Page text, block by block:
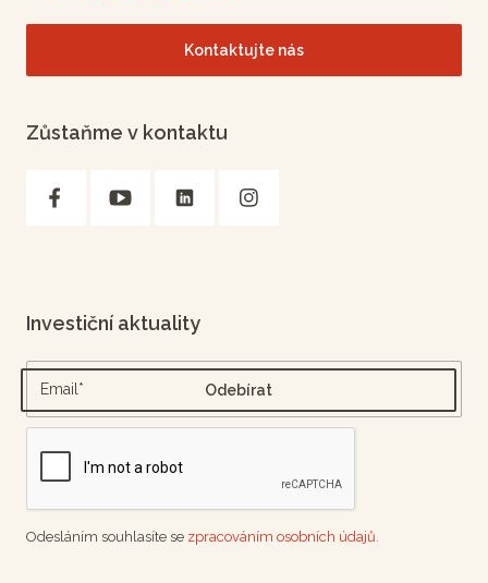
Kontaktujte nás
Zůstaňme v kontaktu
Investiční aktuality
Odesláním souhlasíte se zpracováním osobních údajů.